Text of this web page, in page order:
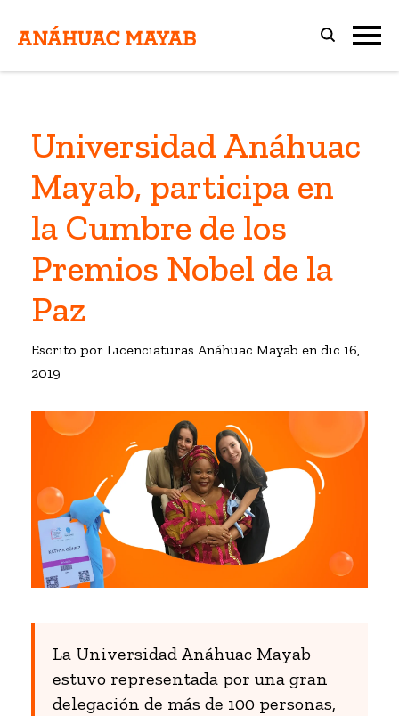
Universidad Anáhuac
Mayab, participa en
la Cumbre de los
Premios Nobel de la
Paz
Escrito por Licenciaturas Anáhuac Mayab endic 16,
2019
La Universidad Anáhuac Mayab
estuvo representada por una gran
delegación de más de 100 personas,